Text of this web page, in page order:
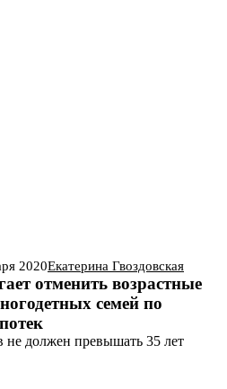
Все новости
2020Екатерина Гвоздовская
отменить возрастные
семей по
не должен превышать 35 лет